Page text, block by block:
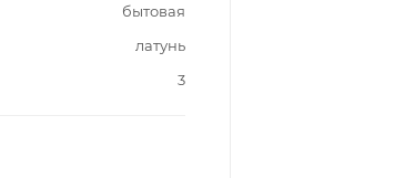
бытовая
латунь
3